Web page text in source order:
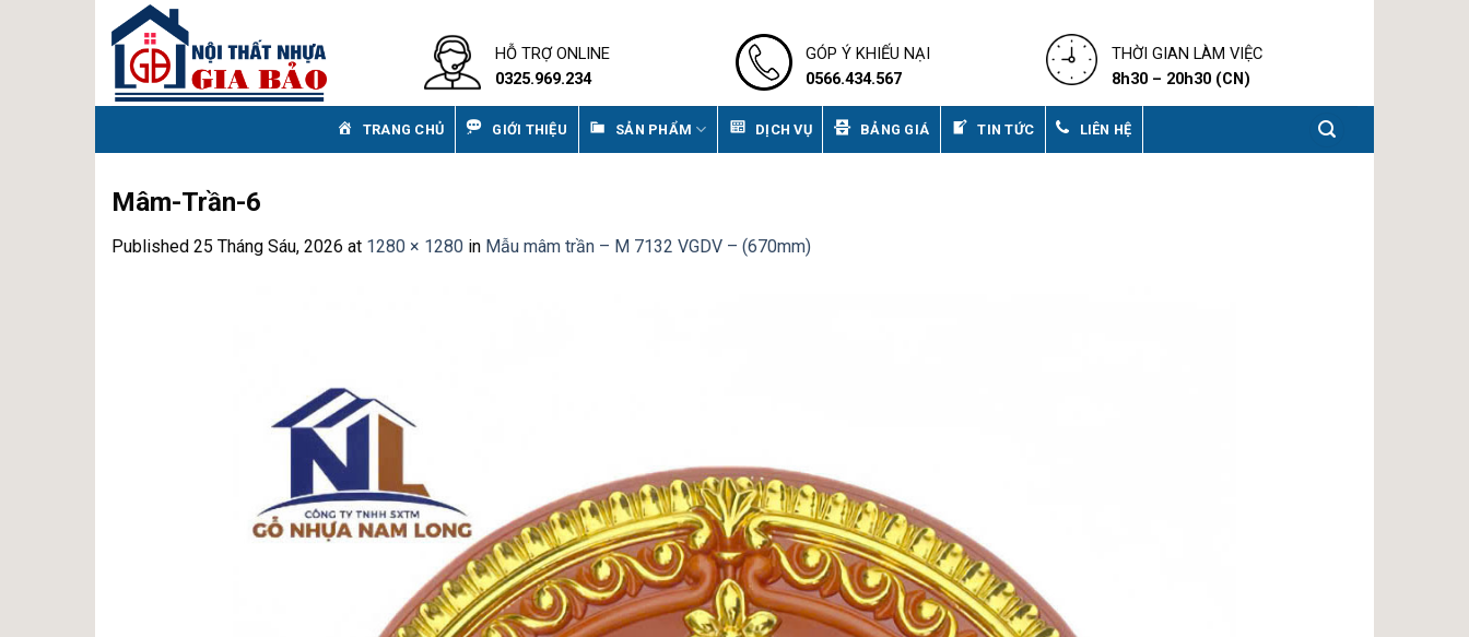
content
HỖ TRỢ ONLINE
0325.969.234
GÓP Ý KHIẾU NẠI
0566.434.567
THỜI GIAN LÀM VIỆC
8h30 – 20h30 (CN)
TRANG CHỦ GIỚI THIỆU SẢN PHẨM DỊCH VỤ BẢNG GIÁ TIN TỨC LIÊN HỆ
Mâm-Trần-6
Published 25 Tháng Sáu, 2026 at 1280 × 1280 in Mẫu mâm trần – M 7132 VGDV – (670mm)